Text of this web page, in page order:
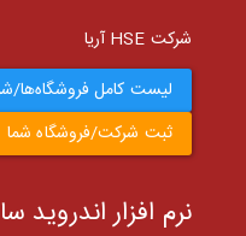
شرکت HSE آریا
لیست کامل فروشگاه‌ها/
ثبت شرکت/فروشگاه شما
نرم افزار اندروید